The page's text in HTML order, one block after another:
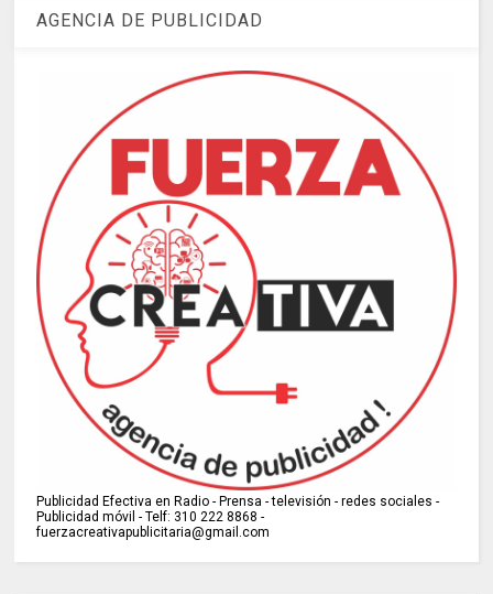
AGENCIA DE PUBLICIDAD
Publicidad Efectiva en Radio - Prensa - televisión - redes sociales -
Publicidad móvil - Telf: 310 222 8868 -
fuerzacreativapublicitaria@gmail.com